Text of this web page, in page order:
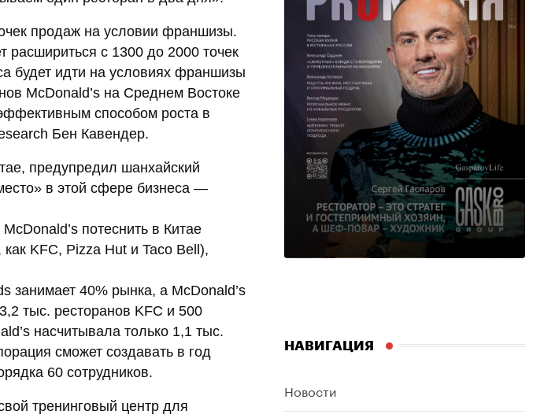
продаж на условии франшизы.
расшириться с 1300 до 2000 точек
будет идти на условиях франшизы
McDonald’s на Среднем Востоке
способом роста в
Бен Кавендер.
предупредил шанхайский
в этой сфере бизнеса —
потеснить в Китае
KFC, Pizza Hut и Taco Bell),
занимает 40% рынка, а McDonald’s
тыс. ресторанов KFC и 500
насчитывала только 1,1 тыс.
сможет создавать в год
60 сотрудников.
тренинговый центр для
НАВИГАЦИЯ
Новости